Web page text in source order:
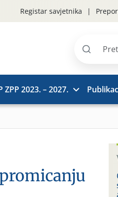
Registar savjetnika
Pretraži
ZPP 2023. – 2027.